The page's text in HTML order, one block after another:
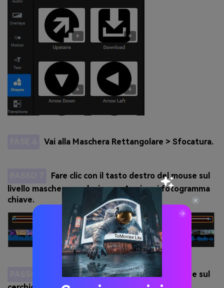
Vai alla Maschera Rettangolare > Sfocatura.
Fare clic con il tasto destro del mouse sul
livello maschera e selezionare Aggiungi fotogramma
chiave.
Fare clic con il tasto destro del mouse sul